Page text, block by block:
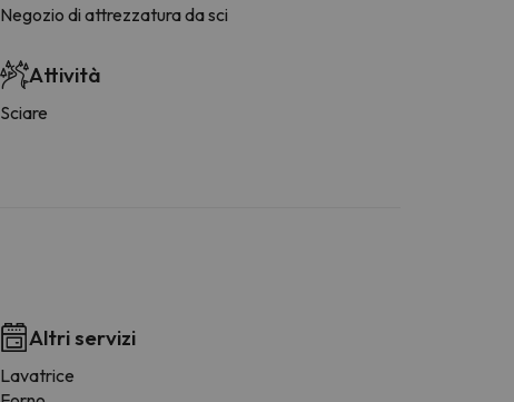
Negozio di attrezzatura da sci
Attività
Sciare
Altri servizi
Lavatrice